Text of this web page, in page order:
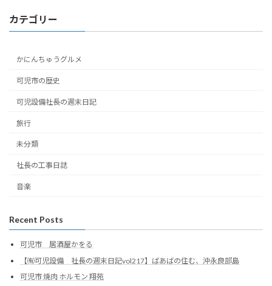
カテゴリー
かにんちゅうグルメ
可児市の歴史
可児設備社長の週末日記
旅行
未分類
社長の工事日誌
音楽
Recent Posts
可児市 居酒屋かをる
【㈲可児設備 社長の週末日記vol217】ばあばの住む、沖永良部島
可児市 焼肉 ホルモン 翔苑